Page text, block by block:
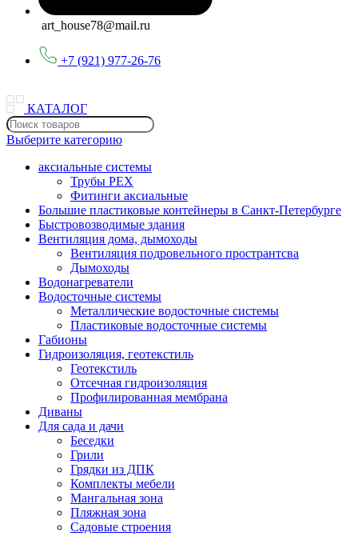
art_house78@mail.ru
+7 (921) 977-26-76
КАТАЛОГ
Выберите категорию
аксиальные системы
Трубы PEX
Фитинги аксиальные
Большие пластиковые контейнеры в Санкт-Петербурге
Быстровозводимые здания
Вентиляция дома, дымоходы
Вентиляция подровельного пространтсва
Дымоходы
Водонагреватели
Водосточные системы
Металлические водосточные системы
Пластиковые водосточные системы
Габионы
Гидроизоляция, геотекстиль
Геотекстиль
Отсечная гидроизоляция
Профилированная мембрана
Диваны
Для сада и дачи
Беседки
Грили
Грядки из ДПК
Комплекты мебели
Мангальная зона
Пляжная зона
Садовые строения